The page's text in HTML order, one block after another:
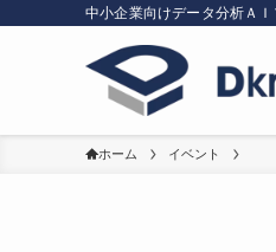
中小企業向けデータ分析Ａ
ホーム イベント